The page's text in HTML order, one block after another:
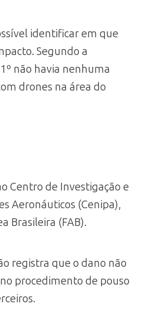
identificar em que
Segundo a
não havia nenhuma
drones na área do
Centro de Investigação e
Aeronáuticos (Cenipa),
Brasileira (FAB).
registra que o dano não
procedimento de pouso